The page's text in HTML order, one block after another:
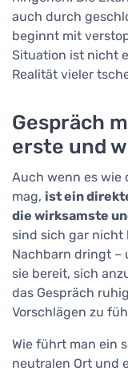
auch durch
beginnt mit
Situation ist nicht
Realität vieler
Gespräch
erste und
Auch wenn es wie
mag, ist ein
die wirksamste
sind sich gar nicht
Nachbarn dringt –
sie bereit, sich
das Gespräch
Vorschlägen zu
Wie führt man ein
neutralen Ort und